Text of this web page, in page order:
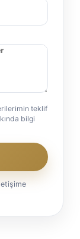
teklif
bilgi